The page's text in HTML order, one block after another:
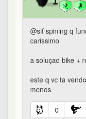
@sif spining q
carissimo
a soluçao bike +
este q vc ta
menos
0